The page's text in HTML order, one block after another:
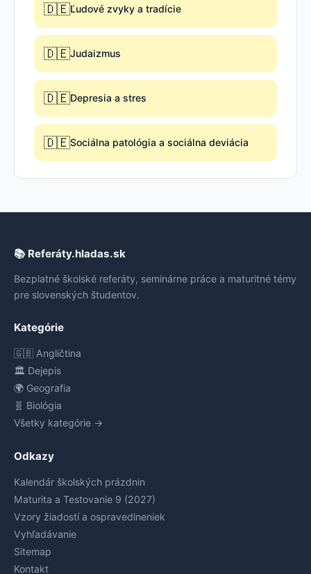
🇩🇪Ľudové zvyky a tradície
🇩🇪Judaizmus
🇩🇪Depresia a stres
🇩🇪Sociálna patológia a sociálna deviácia
📚 Referáty.hladas.sk
Bezplatné školské referáty, seminárne práce a maturitné témy
pre slovenských študentov.
Kategórie
🇬🇧 Angličtina
🏛️ Dejepis
🌍 Geografia
🧬 Biológia
Všetky kategórie →
Odkazy
Kalendár školských prázdnin
Maturita a Testovanie 9 (2027)
Vzory žiadostí a ospravedlneniek
Vyhľadávanie
Sitemap
Kontakt